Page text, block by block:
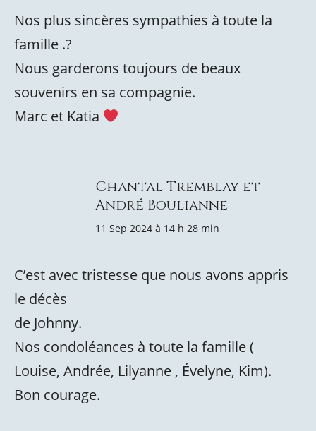
Nos plus sincères sympathies à toute la
famille .?
Nous garderons toujours de beaux
souvenirs en sa compagnie.
Marc et Katia
Chantal Tremblay et
André Boulianne
11 Sep 2024 à 14 h 28 min
C’est avec tristesse que nous avons appris
le décès
de Johnny.
Nos condoléances à toute la famille (
Louise, Andrée, Lilyanne , Évelyne, Kim).
Bon courage.